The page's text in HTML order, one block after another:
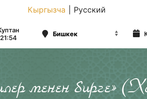
Кыргызча Русский
21:54
менен бирге»